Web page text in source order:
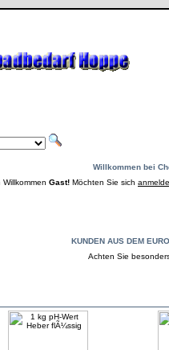
Willkommen bei
Willkommen Gast! Möchten Sie sich
KUNDEN AUS DEM
Achten Sie